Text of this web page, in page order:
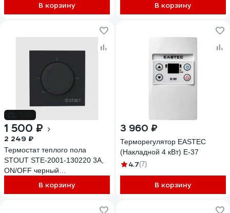
В корзину В корзину
1 500 ₽
2 249 ₽
Термостат теплого пола
STOUT STE-2001-130220 3А,
ON/OFF черный
В корзину
3 960 ₽
Терморегулятор EASTEC
(Накладной 4 кВт) E-37
4.7(7)
В корзину